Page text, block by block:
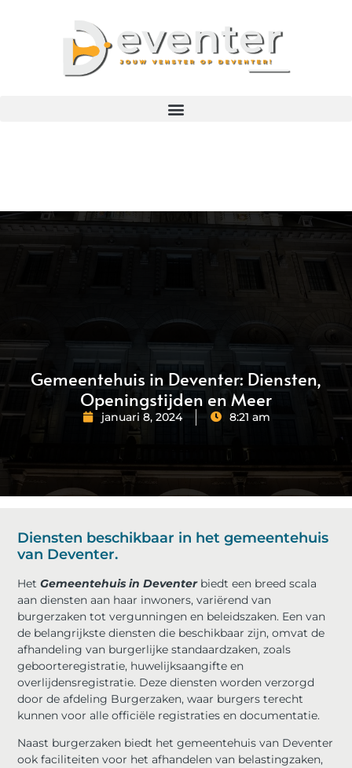
Gemeentehuis in Deventer: Diensten,
Openingstijden en Meer
januari 8, 2024 8:21 am
Diensten beschikbaar in het gemeentehuis
van Deventer.
HetGemeentehuis in Deventerbiedt een breed scala
aan diensten aan haar inwoners, variërend van
burgerzaken tot vergunningen en beleidszaken. Een van
de belangrijkste diensten die beschikbaar zijn, omvat de
afhandeling van burgerlijke standaardzaken, zoals
geboorteregistratie, huwelijksaangifte en
overlijdensregistratie. Deze diensten worden verzorgd
door de afdeling Burgerzaken, waar burgers terecht
kunnen voor alle officiële registraties en documentatie.
Naast burgerzaken biedt het gemeentehuis van Deventer
ook faciliteiten voor het afhandelen van belastingzaken,